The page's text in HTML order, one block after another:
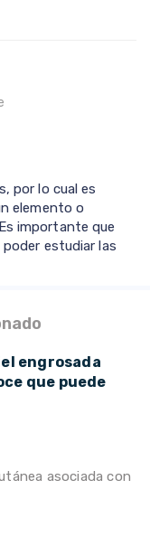
por lo cual es
elemento o
importante que
poder estudiar las
engrosada
que puede
asociada con